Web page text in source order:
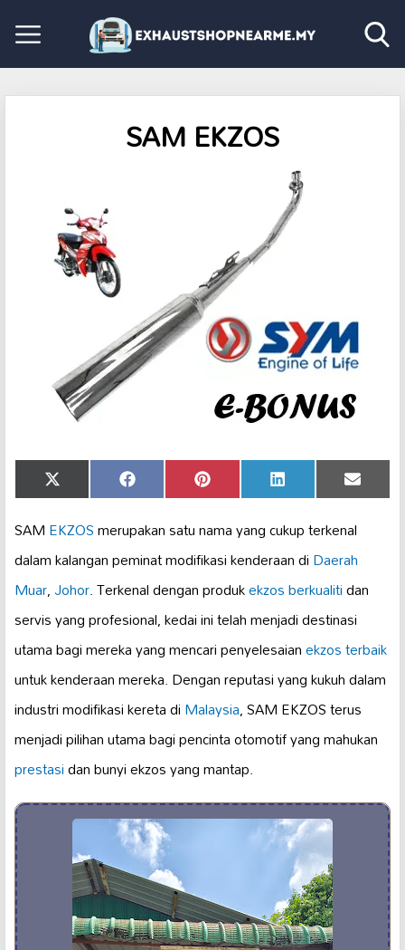
SAM EKZOS
Share
on
X
(Twitter)
Share
on
Facebook Share
on
Pinterest Share
on
LinkedIn Share
on
Email
SAMEKZOSmerupakan satu nama yang cukup terkenal
dalam kalangan peminat modifikasi kenderaan diDaerah
Muar,Johor. Terkenal dengan produkekzos berkualitidan
servis yang profesional, kedai ini telah menjadi destinasi
utama bagi mereka yang mencari penyelesaianekzos terbaik
untuk kenderaan mereka. Dengan reputasi yang kukuh dalam
industri modifikasi kereta diMalaysia, SAM EKZOS terus
menjadi pilihan utama bagi pencinta otomotif yang mahukan
prestasidan bunyi ekzos yang mantap.